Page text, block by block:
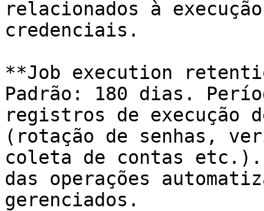
relacionados à
credenciais.
**Job execution
Padrão: 180 dias.
registros de execução
(rotação de senhas,
coleta de contas
das operações
gerenciados.